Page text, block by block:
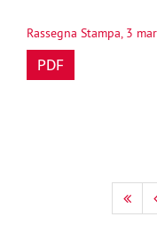
Rassegna Stampa, 3
PDF